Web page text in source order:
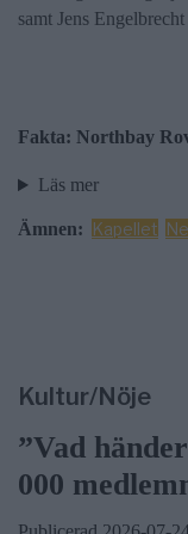
samt Jens
Fakta: Northbay
Läs mer
Ämnen: Kapellet
Kultur/Nöje
”Vad
000